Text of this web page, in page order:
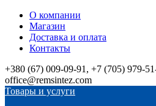
О компании
Магазин
Доставка и оплата
Контакты
+380 (67) 009-09-91, +7 (705) 979-
office@remsintez.com
Товары и услуги